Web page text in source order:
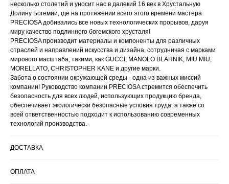
несколько столетий и уносит нас в далекий 16 век в Хрустальную
Долину Богемии, где на протяжении всего этого времени мастера
PRECIOSA добивались все новых технологических прорывов, даруя
миру качество подлинного богемского хрусталя!
PRECIOSA производит материалы и компоненты для различных
отраслей и направлений искусства и дизайна, сотрудничая с марками
мирового масштаба, такими, как GUCCI, MANOLO BLAHNIK, MIU MIU,
MORELLATO, CHRISTOPHER KANE и другие марки.
Забота о состоянии окружающей среды - одна из важных миссий
компании! Руководство компании PRECIOSA стремится обеспечить
безопасность для всех людей, использующих продукцию бренда,
обеспечивает экологически безопасные условия труда, а также со
всей ответственностью подходит к использованию современных
технологий производства.
ДОСТАВКА
ОПЛАТА